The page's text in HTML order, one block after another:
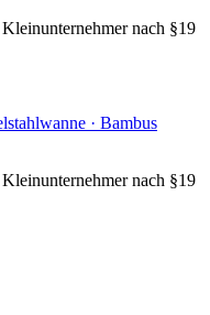
nach §19
· Bambus
nach §19